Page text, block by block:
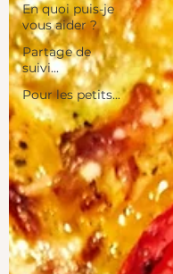
En quoi puis-je
vous aider ?
Partage de
suivi...
Pour les petits...